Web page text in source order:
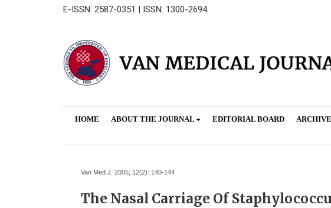
E-ISSN: 2587-0351 | ISSN: 1300-2694
HOME ABOUT THE JOURNAL EDITORIAL BOARD ARCHIVE
Van Med J. 2005; 12(2): 140-144
The Nasal Carriage Of